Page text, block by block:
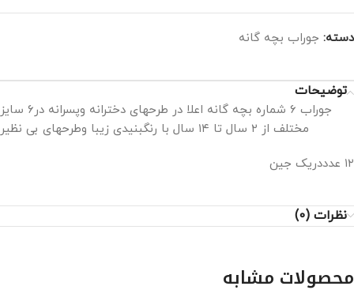
دسته: جوراب بچه گانه
توضیحات
جوراب ۶ شماره بچه گانه اعلا در طرحهای دخترانه وپسرانه در۶ سایز
مختلف از ۲ سال تا ۱۴ سال با رنگبنیدی زیبا وطرحهای بی نظیر
۱۲ عدددریک جین
نظرات (0)
محصولات مشابه